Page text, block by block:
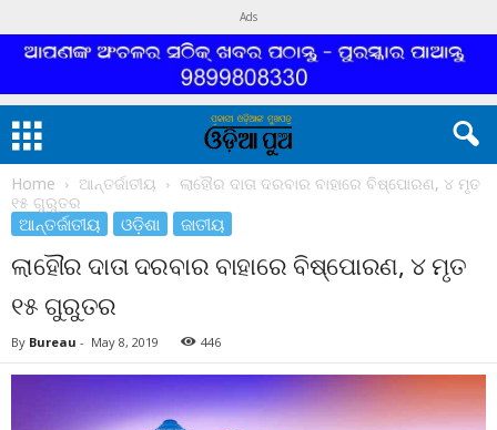
Ads
Home ଆନ୍ତର୍ଜାତୀୟ
ଲାହୌର ଦାତା ଦରବାର ବାହାରେ ବିଷ୍ପୋରଣ, ୪ ମୃତ
୧୫ ଗୁରୁତର
ଆନ୍ତର୍ଜାତୀୟ ଓଡ଼ିଶା ଜାତୀୟ
ଲାହୌର ଦାତା ଦରବାର ବାହାରେ ବିଷ୍ପୋରଣ, ୪ ମୃତ
୧୫ ଗୁରୁତର
By Bureau - May 8, 2019 446